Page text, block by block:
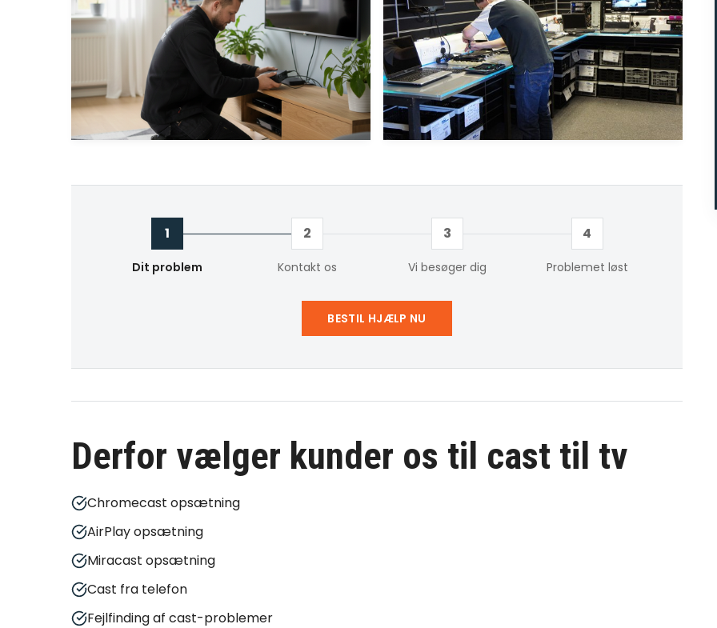
1
Dit problem
2
Kontakt os
3
Vi besøger dig
4
Problemet løst
BESTIL HJÆLP NU
Derfor vælger kunder os til cast til tv
Chromecast opsætning
AirPlay opsætning
Miracast opsætning
Cast fra telefon
Fejlfinding af cast-problemer